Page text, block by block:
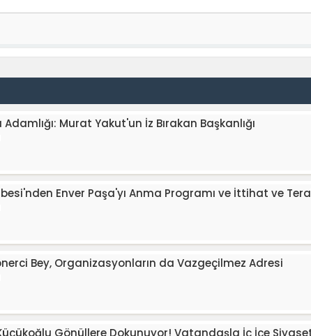
Murat Yakut'un İz Bırakan Başkanlığı
Enver Paşa'yı Anma Programı ve İttihat ve
Bey, Organizasyonların da Vazgeçilmez Adresi